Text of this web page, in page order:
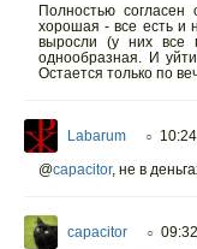
Полностью
хорошая - все есть и
выросли (у них все
однообразная. И
Остается только по
Labarum ○
@capacitor, не в
capacitor ○